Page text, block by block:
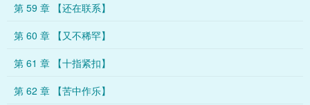
第 59 章 【还在联系】
第 60 章 【又不稀罕】
第 61 章 【十指紧扣】
第 62 章 【苦中作乐】